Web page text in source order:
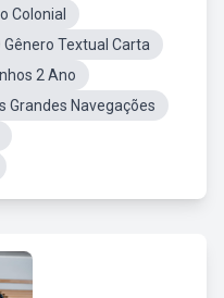
Colonial
Textual Carta
2 Ano
Grandes Navegações